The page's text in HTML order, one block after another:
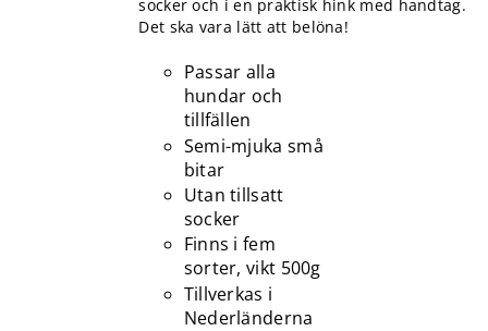
socker och i en praktisk hink med handtag.
Det ska vara lätt att belöna!
Passar alla
hundar och
tillfällen
Semi-mjuka små
bitar
Utan tillsatt
socker
Finns i fem
sorter, vikt 500g
Tillverkas i
Nederländerna